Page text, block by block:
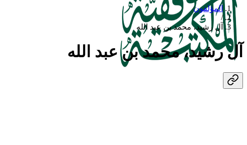
المؤلفون
/
آل رشيد، محمد بن عبد الله
آل رشيد، محمد بن عبد الله